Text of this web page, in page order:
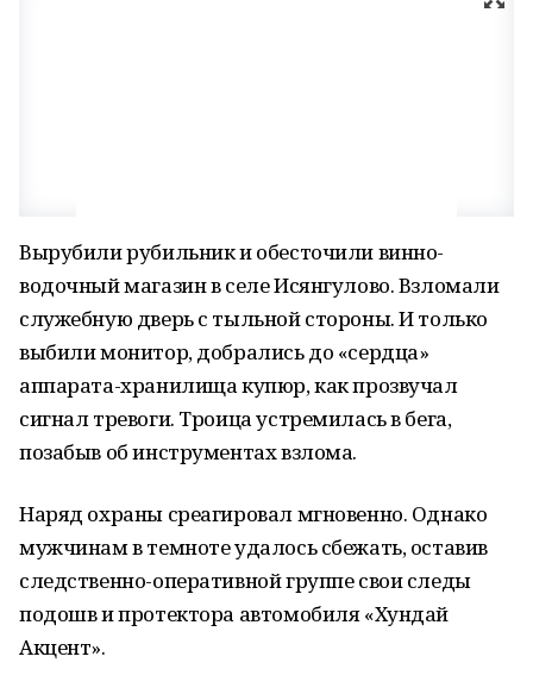
Вырубили рубильник и обесточили винно-
водочный магазин в селе Исянгулово. Взломали
служебную дверь с тыльной стороны. И только
выбили монитор, добрались до «сердца»
аппарата-хранилища купюр, как прозвучал
сигнал тревоги. Троица устремилась в бега,
позабыв об инструментах взлома.
Наряд охраны среагировал мгновенно. Однако
мужчинам в темноте удалось сбежать, оставив
следственно-оперативной группе свои следы
подошв и протектора автомобиля «Хундай
Акцент».